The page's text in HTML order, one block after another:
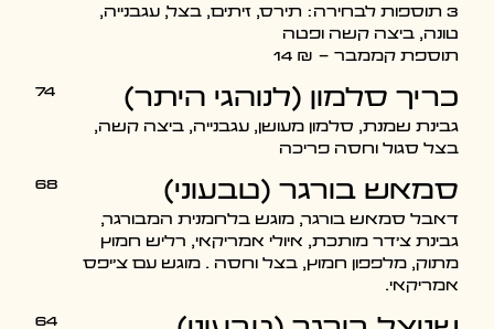
3 תוספות לבחירה: תירס, זיתים, בצל, עגבנייה,
טונה, ביצה קשה ופטה
תוספת קממבר - ₪ 14
כריך סלמון (לנוהגי היתר)
גבינת שמנת, סלמון מעושן, עגבנייה, ביצה קשה,
בצל סגול וחסה פריכה
74
סמאש בורגר (טבעוני)
דאבל סמאש בורגר, מוגש בלחמנית המבורגר,
גבינת צ'דר מותכת, איולי אמריקאי, רליש חמוץ
מתוק, מלפפון חמוץ, בצל וחסה . מוגש עם צ'יפס
אמריקאי.
68
64